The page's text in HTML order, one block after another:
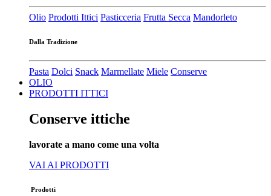
Olio Prodotti Ittici Pasticceria Frutta Secca Mandorleto
Dalla Tradizione
Pasta Dolci Snack Marmellate Miele Conserve
OLIO
PRODOTTI ITTICI
Conserve ittiche
lavorate a mano come una volta
VAI AI PRODOTTI
Prodotti